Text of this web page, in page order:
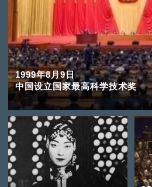
1999年8月9日
中国设立国家最高科学技术奖